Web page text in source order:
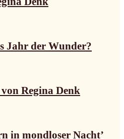
Jahr der Wunder?
von Regina Denk
in mondloser Nacht’